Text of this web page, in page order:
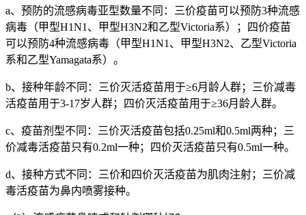
a、预防的流感病毒亚型数量不同：三价疫苗可以预防3种流感
病毒（甲型H1N1、甲型H3N2和乙型Victoria系）；四价疫苗
可以预防4种流感病毒（甲型H1N1、甲型H3N2、乙型Victoria
系和乙型Yamagata系）。
b、接种年龄不同：三价灭活疫苗用于≥6月龄人群；三价减毒
活疫苗用于3-17岁人群；四价灭活疫苗用于≥36月龄人群。
c、疫苗剂型不同：三价灭活疫苗包括0.25ml和0.5ml两种；三
价减毒活疫苗只有0.2ml一种；四价灭活疫苗只有0.5ml一种。
d、接种方式不同：三价和四价灭活疫苗为肌肉注射；三价减
毒活疫苗为鼻内喷雾接种。